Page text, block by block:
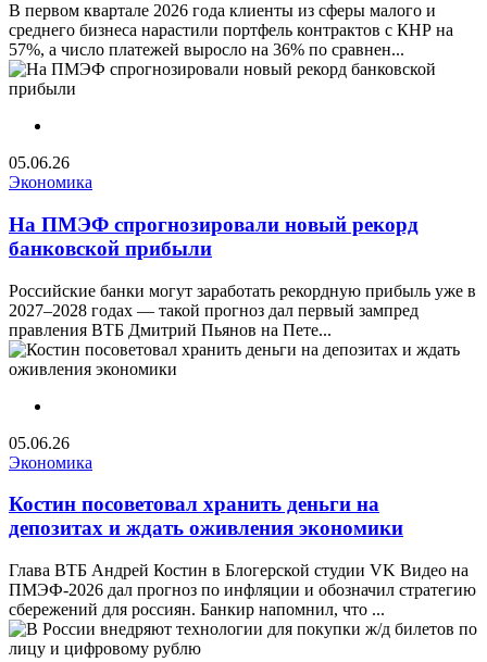
В первом квартале 2026 года клиенты из сферы малого и
среднего бизнеса нарастили портфель контрактов с КНР на
57%, а число платежей выросло на 36% по сравнен...
05.06.26
Экономика
На ПМЭФ спрогнозировали новый рекорд
банковской прибыли
Российские банки могут заработать рекордную прибыль уже в
2027–2028 годах — такой прогноз дал первый зампред
правления ВТБ Дмитрий Пьянов на Пете...
05.06.26
Экономика
Костин посоветовал хранить деньги на
депозитах и ждать оживления экономики
Глава ВТБ Андрей Костин в Блогерской студии VK Видео на
ПМЭФ-2026 дал прогноз по инфляции и обозначил стратегию
сбережений для россиян. Банкир напомнил, что ...